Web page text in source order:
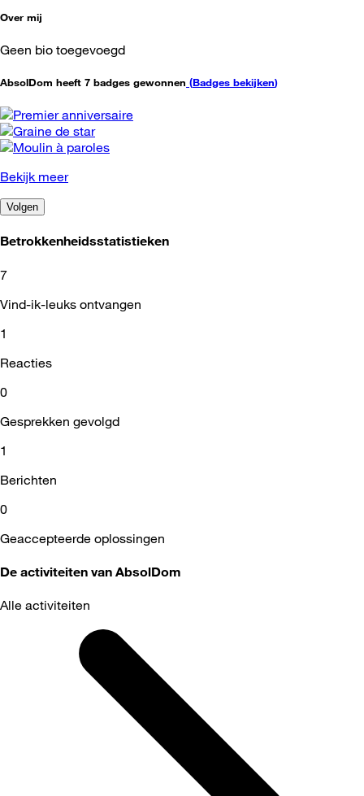
Over mij
Geen bio toegevoegd
AbsolDom heeft 7 badges gewonnen (Badges bekijken)
Bekijk meer
Volgen
Betrokkenheidsstatistieken
7
Vind-ik-leuks ontvangen
1
Reacties
0
Gesprekken gevolgd
1
Berichten
0
Geaccepteerde oplossingen
De activiteiten van AbsolDom
Alle activiteiten